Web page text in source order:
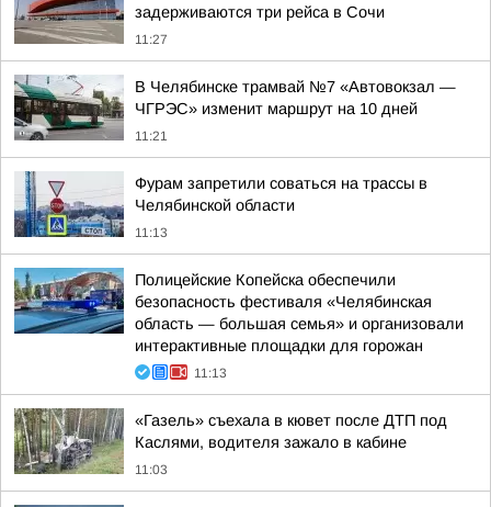
задерживаются три рейса в Сочи
11:27
В Челябинске трамвай №7 «Автовокзал —
ЧГРЭС» изменит маршрут на 10 дней
11:21
Фурам запретили соваться на трассы в
Челябинской области
11:13
Полицейские Копейска обеспечили
безопасность фестиваля «Челябинская
область — большая семья» и организовали
интерактивные площадки для горожан
11:13
«Газель» съехала в кювет после ДТП под
Каслями, водителя зажало в кабине
11:03